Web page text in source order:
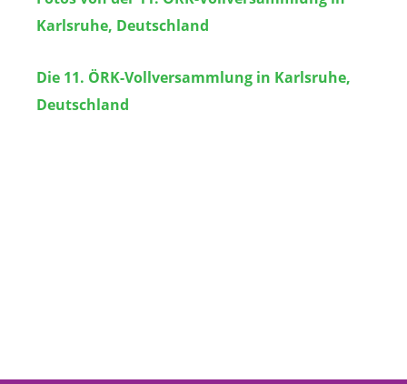
Karlsruhe, Deutschland
Die 11. ÖRK-Vollversammlung in Karlsruhe,
Deutschland